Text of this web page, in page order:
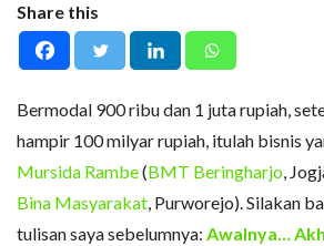
Share this
Bermodal 900 ribu dan 1 juta rupiah,
hampir 100 milyar rupiah, itulah bisnis
Mursida Rambe(BMT Beringharjo,
Bina Masyarakat, Purworejo). Silakan
tulisan saya sebelumnya: Awalnya…